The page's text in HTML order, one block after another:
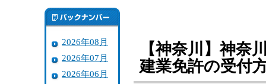
2026年08月
2026年07月
2026年06月
【神奈川】神
建業免許の受付